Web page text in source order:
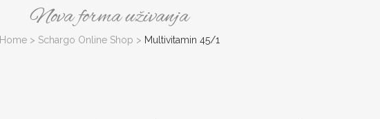
Nova forma uživanja
Home> Schargo Online Shop > Multivitamin 45/1